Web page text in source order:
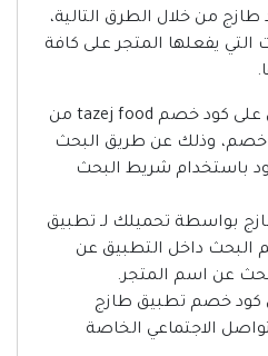
طازج من خلال الطرق التالية،
يفعلها المتجر على كافة
يُمكنك الآن الحصول على كود خصم tazej food من
خصم، وذلك عن طريق البحث
باستخدام شريط البحث
بواسطة تحميلك لـ تطبيق
البحث داخل التطبيق عن
عن اسم المتجر.
كود خصم تطبيق طازج
الاجتماعي الخاصة